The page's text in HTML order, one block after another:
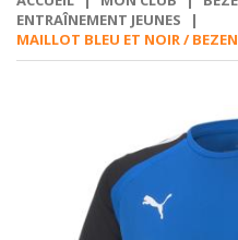
ENTRAÎNEMENT JEUNES
|
MAILLOT BLEU ET NOIR /